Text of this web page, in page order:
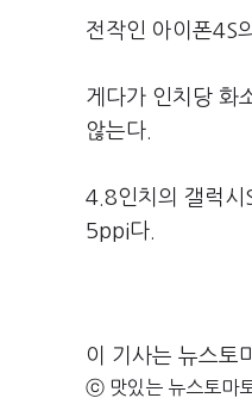
전작인 아이폰4S
게다가 인치당 화
않는다.
4.8인치의 갤럭
5ppi다.
이 기사는 뉴스토
ⓒ 맛있는 뉴스토마